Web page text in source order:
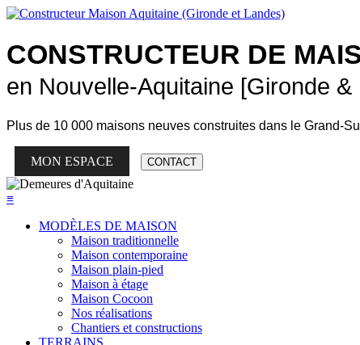
CONSTRUCTEUR DE
en Nouvelle-Aquitaine [Gironde &
Plus de 10 000 maisons neuves construites dans le Grand-
MON ESPACE CONTACT
≡
MODÈLES DE MAISON
Maison traditionnelle
Maison contemporaine
Maison plain-pied
Maison à étage
Maison Cocoon
Nos réalisations
Chantiers et constructions
TERRAINS